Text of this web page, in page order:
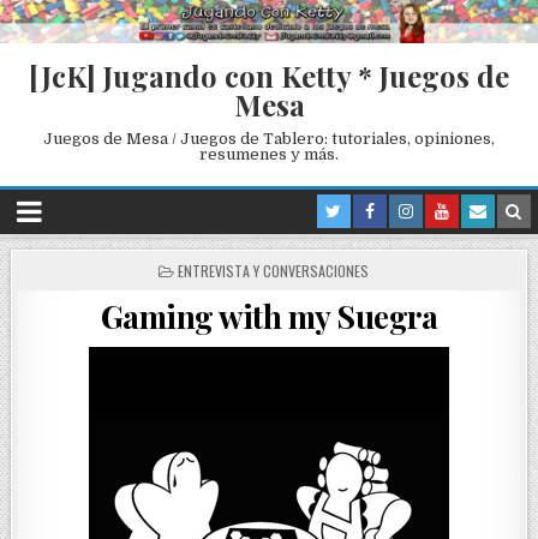
[JcK] Jugando con Ketty * Juegos de
Mesa
Juegos de Mesa / Juegos de Tablero: tutoriales, opiniones,
resumenes y más.
P
S
T
E
ENTREVISTA Y CONVERSACIONES
Gaming with my Suegra